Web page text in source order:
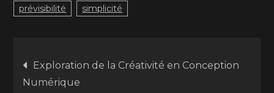
prévisibilité simplicité
Navigation
Exploration de la Créativité en Conception
Numérique